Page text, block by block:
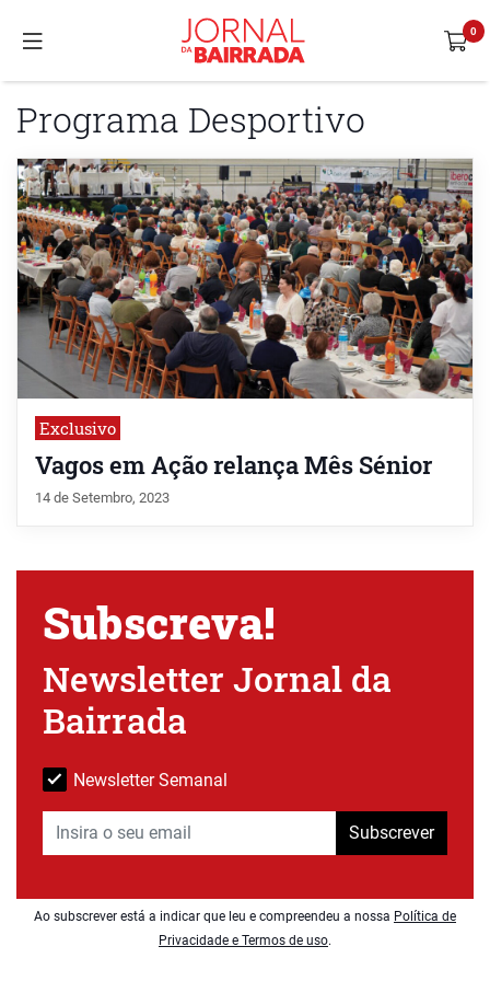
Programa Desportivo
Exclusivo
Vagos em Ação relança Mês Sénior
14 de Setembro, 2023
Subscreva!
Newsletter Jornal da
Bairrada
Newsletter Semanal
Subscrever
Ao subscrever está a indicar que leu e compreendeu a nossa Política de
Privacidade e Termos de uso.